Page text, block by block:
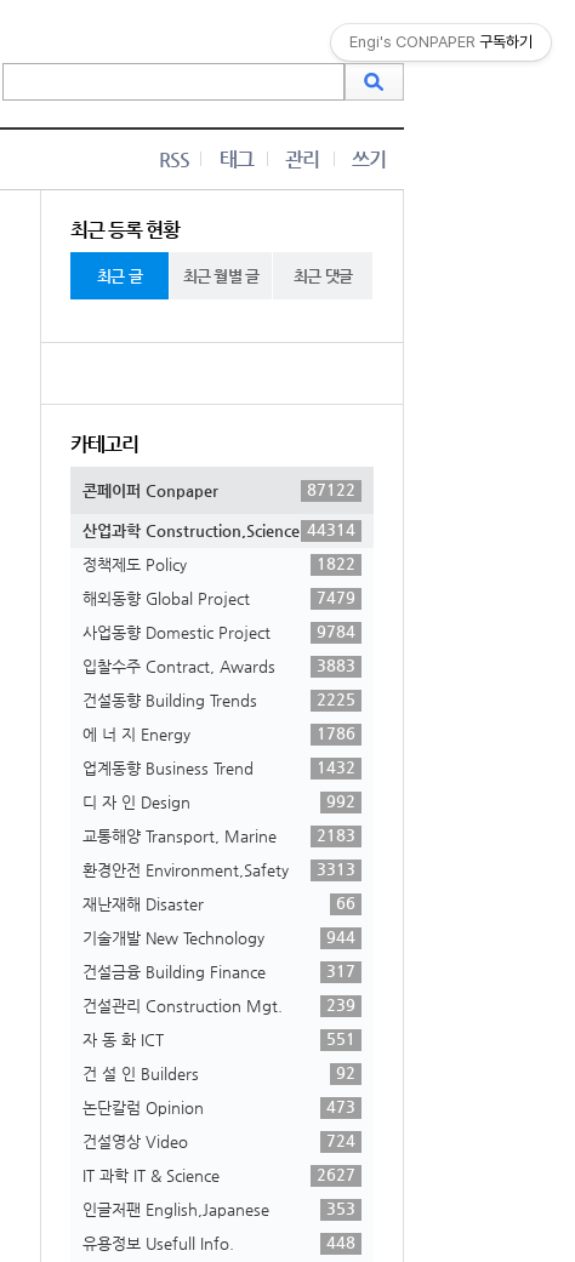
RSS 태그 관리 쓰기
최근 등록 현황
최근 글 최근 월별 글 최근 댓글
카테고리
콘페이퍼 Conpaper 87122
산업과학 Construction,Science 44314
정책제도 Policy
1822
해외동향 Global Project
7479
사업동향 Domestic Project
9784
입찰수주 Contract, Awards
3883
건설동향 Building Trends
2225
에 너 지 Energy
1786
업계동향 Business Trend
1432
디 자 인 Design
992
교통해양 Transport, Marine
2183
환경안전 Environment,Safety
3313
재난재해 Disaster
66
기술개발 New Technology
944
건설금융 Building Finance
317
건설관리 Construction Mgt.
239
자 동 화 ICT
551
건 설 인 Builders
92
논단칼럼 Opinion
473
건설영상 Video
724
IT 과학 IT & Science
2627
인글저팬 English,Japanese
353
유용정보 Usefull Info.
448
Engi's CONPAPER 구독하기